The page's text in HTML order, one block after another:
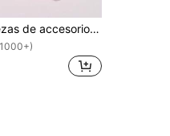
Set de 20 piezas de accesorios de pelo con pompones de colores para niñas, elásticos, duraderos, aptos para todos los estilos para usar a diario